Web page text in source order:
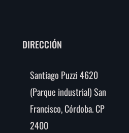
DIRECCIÓN
Santiago Puzzi 4620
(Parque industrial) San
Francisco, Córdoba. CP
2400